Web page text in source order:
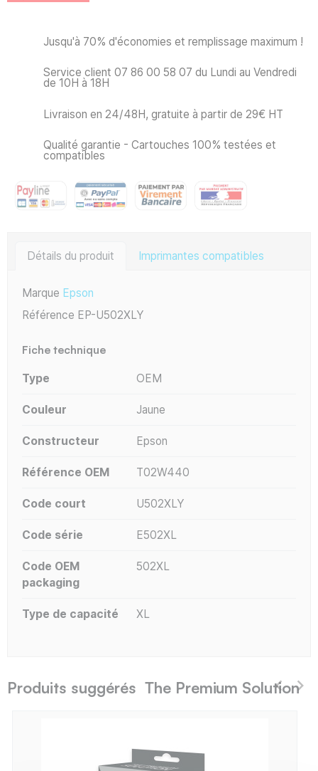
Jusqu'à 70% d'économies et remplissage maximum !
Service client 07 86 00 58 07 du Lundi au Vendredi
de 10H à 18H
Livraison en 24/48H, gratuite à partir de 29€ HT
Qualité garantie - Cartouches 100% testées et
compatibles
Détails du produit Imprimantes compatibles
Marque Epson
Référence EP-U502XLY
Fiche technique
Type OEM
Couleur Jaune
Constructeur Epson
Référence OEM T02W440
Code court U502XLY
Code série E502XL
Code OEM
packaging
502XL
Type de capacité XL
Produits suggérés The Premium Solution